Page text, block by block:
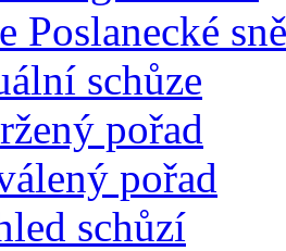
Poslanecké
schůze
pořad
pořad
schůzí